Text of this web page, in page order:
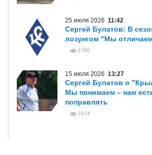
25 июля 2026 11:42
Сергей Булатов: В
лозунгом "Мы
1780
15 июля 2026 13:27
Сергей Булатов о
Мы понимаем – нам
поправлять
1974